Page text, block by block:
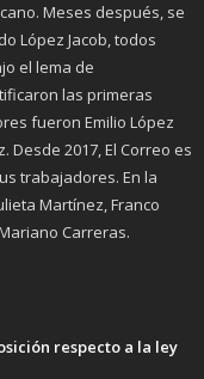
Meses después, se
López Jacob, todos
el lema de
las primeras
fueron Emilio López
Desde 2017, El Correo es
trabajadores. En la
Martínez, Franco
Carreras.
respecto a la ley